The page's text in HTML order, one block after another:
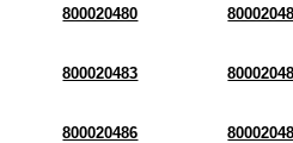
800020480
800020483
800020486